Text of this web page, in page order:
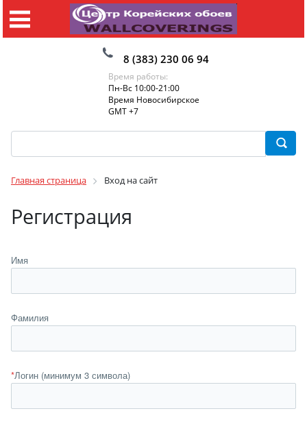
8 (383) 230 06 94
Время работы:
Пн-Вс 10:00-21:00
Время Новосибирское
GMT +7
Главная страница Вход на сайт
Регистрация
Имя
Фамилия
*Логин (минимум 3 символа)